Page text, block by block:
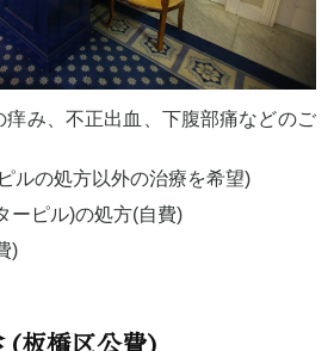
痒み、不正出血、下腹部痛などのご
ルの処方以外の治療を希望)
ーピル)の処方(自費)
)
(板橋区公費)